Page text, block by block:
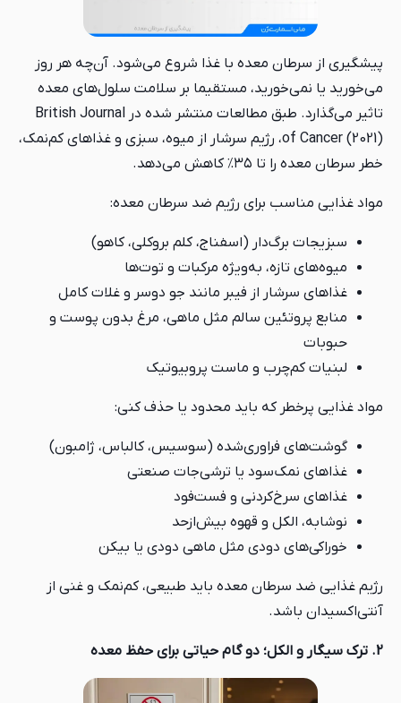
پیشگیری از سرطان معده با غذا شروع می‌شود. آن‌چه هر روز
می‌خورید یا نمی‌خورید، مستقیما بر سلامت سلول‌های معده
تاثیر می‌گذارد. طبق مطالعات منتشر شده در British Journal
of Cancer (2021)، رژیم سرشار از میوه، سبزی و غذاهای کم‌نمک،
خطر سرطان معده را تا ۳۵٪ کاهش می‌دهد.
مواد غذایی مناسب برای رژیم ضد سرطان معده:
سبزیجات برگ‌دار (اسفناج، کلم بروکلی، کاهو)
میوه‌های تازه، به‌ویژه مرکبات و توت‌ها
غذاهای سرشار از فیبر مانند جو دوسر و غلات کامل
منابع پروتئین سالم مثل ماهی، مرغ بدون پوست و
حبوبات
لبنیات کم‌چرب و ماست پروبیوتیک
مواد غذایی پرخطر که باید محدود یا حذف کنی:
گوشت‌های فراوری‌شده (سوسیس، کالباس، ژامبون)
غذاهای نمک‌سود یا ترشی‌جات صنعتی
غذاهای سرخ‌کردنی و فست‌فود
نوشابه، الکل و قهوه بیش‌ازحد
خوراکی‌های دودی مثل ماهی دودی یا بیکن
رژیم غذایی ضد سرطان معده باید طبیعی، کم‌نمک و غنی از
آنتی‌اکسیدان باشد.
2. ترک سیگار و الکل؛ دو گام حیاتی برای حفظ معده